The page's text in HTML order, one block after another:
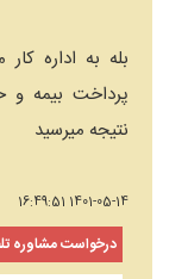
بله به اداره
پرداخت بیمه و
نتیجه میرسید
1401-05-14 16:49:51
درخواست مشاوره